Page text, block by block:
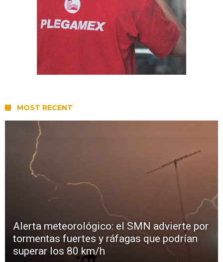
MOST RECENT
Alerta meteorológico: el SMN advierte por
tormentas fuertes y ráfagas que podrían
superar los 80 km/h